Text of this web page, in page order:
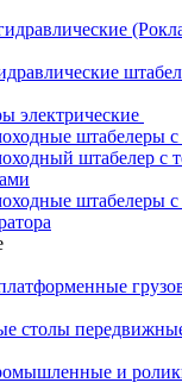
электрические
штабелеры с
штабелер с
штабелеры
столы
и